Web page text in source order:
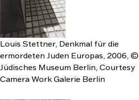
Louis Stettner, Denkmal für die
ermordeten Juden Europas, 2006, ©
Jüdisches Museum Berlin, Courtesy
Camera Work Galerie Berlin